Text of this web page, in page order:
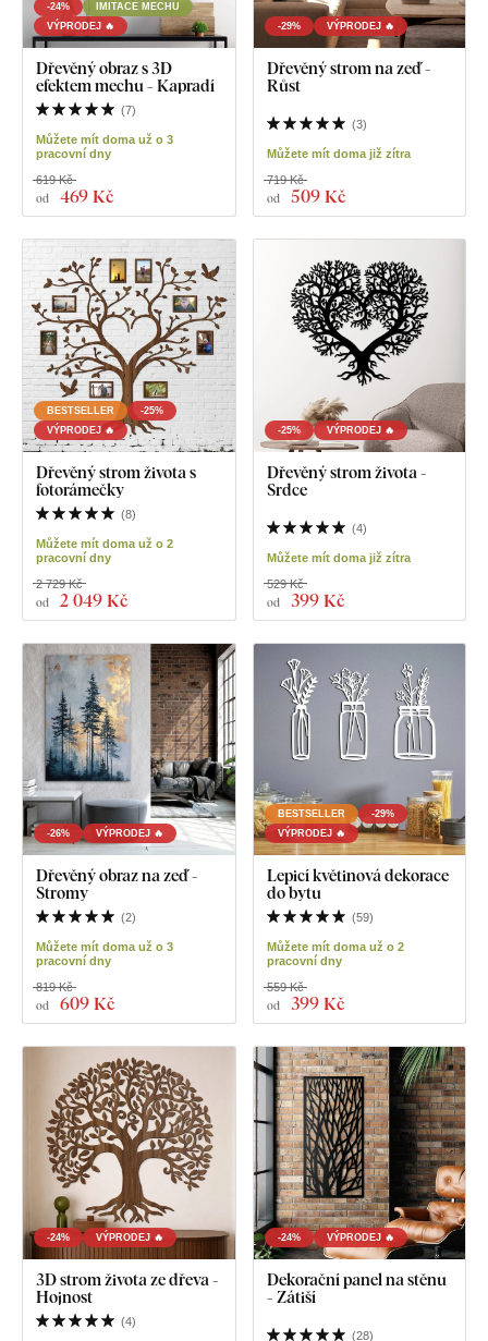
-24%
IMITACE MECHU
VÝPRODEJ 🔥
Dřevěný obraz s 3D
efektem mechu - Kapradí
(7)
Můžete mít doma už o 3
pracovní dny
od 469 Kč
619 Kč
-29% VÝPRODEJ 🔥
Dřevěný strom na zeď -
Růst
(3)
Můžete mít doma již zítra
od 509 Kč
719 Kč
BESTSELLER
-25%
VÝPRODEJ 🔥
Dřevěný strom života s
fotorámečky
(8)
Můžete mít doma už o 2
pracovní dny
od 2 049 Kč
2 729 Kč
-25% VÝPRODEJ 🔥
Dřevěný strom života -
Srdce
(4)
Můžete mít doma již zítra
od 399 Kč
529 Kč
-26% VÝPRODEJ 🔥
Dřevěný obraz na zeď -
Stromy
(2)
Můžete mít doma už o 3
pracovní dny
od 609 Kč
819 Kč
BESTSELLER
-29%
VÝPRODEJ 🔥
Lepicí květinová dekorace
do bytu
(59)
Můžete mít doma už o 2
pracovní dny
od 399 Kč
559 Kč
-24% VÝPRODEJ 🔥
3D strom života ze dřeva -
Hojnost
(4)
-24% VÝPRODEJ 🔥
Dekorační panel na stěnu
- Zátiší
(28)